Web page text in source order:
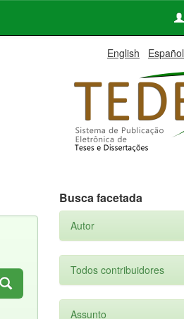
English Español
Busca facetada
Autor
Todos contribuidores
Assunto